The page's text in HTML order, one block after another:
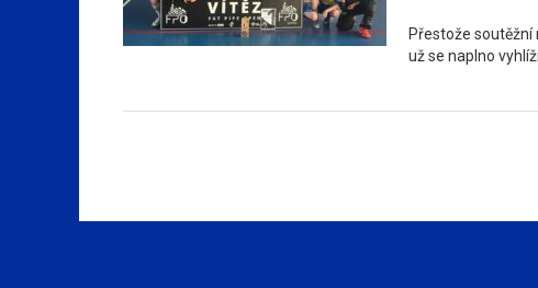
Přestože soutěžní
už se naplno